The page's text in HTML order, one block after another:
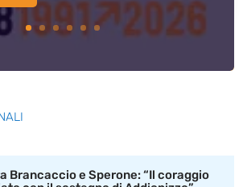
Brancaccio e Sperone: “Il coraggio